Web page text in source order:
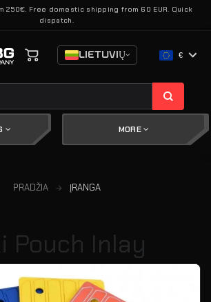
250€. Free domestic shipping from 60 EUR. Quick
dispatch.
LIETUVIŲ €
MORE
PRADŽIA ĮRANGA
Pouch Inlay